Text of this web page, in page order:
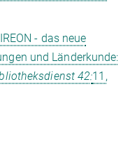
- das neue
und Länderkunde:
42:11,